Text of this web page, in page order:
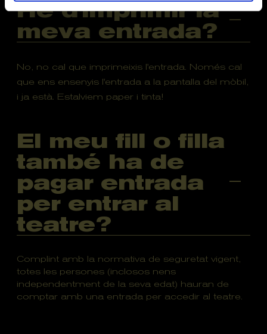
He d'imprimir la
meva entrada?
No, no cal que imprimeixis l'entrada. Només cal
que ens ensenyis l'entrada a la pantalla del mòbil,
i ja està. Estalviem paper i tinta!
El meu fill o filla
també ha de
pagar entrada
per entrar al
teatre?
Complint amb la normativa de seguretat vigent,
totes les persones (inclosos nens
independentment de la seva edat) hauran de
comptar amb una entrada per accedir al teatre.